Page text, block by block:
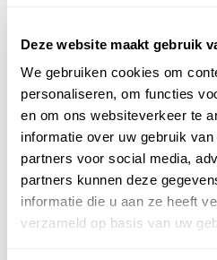
Deze website maakt gebruik
We gebruiken cookies om
personaliseren, om functies
en om ons websiteverkeer te
informatie over uw gebruik
partners voor social media,
partners kunnen deze
informatie die u aan ze heeft
verzameld op basis van uw